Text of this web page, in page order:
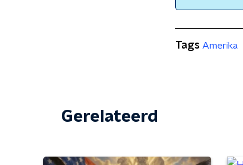
Tags Amerika
Gerelateerd